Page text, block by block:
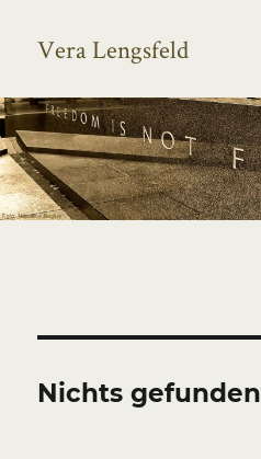
Vera Lengsfeld
Nichts gefunden